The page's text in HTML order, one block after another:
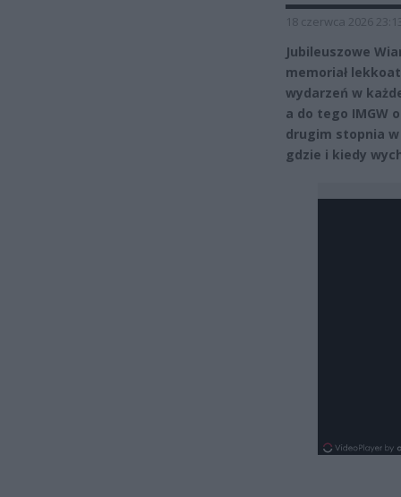
18 czerwca 2026
Jubileuszowe
memoriał
wydarzeń w
a do tego IMGW
drugim stopnia
gdzie i kiedy